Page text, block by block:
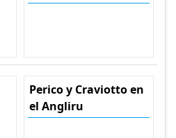
Perico y Craviotto en
el Angliru